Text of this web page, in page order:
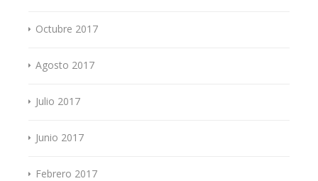
Octubre 2017
Agosto 2017
Julio 2017
Junio 2017
Febrero 2017